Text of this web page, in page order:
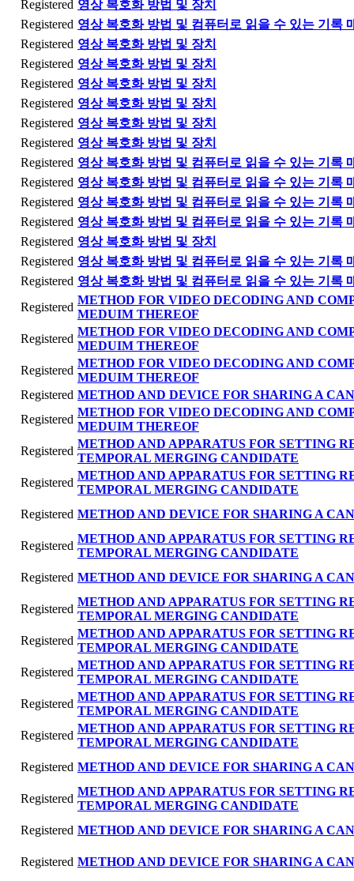
Registered 영상 복호화 방법 및 장치
Registered 영상 복호화 방법 및 컴퓨터로 읽을 수 있는 기록
Registered 영상 복호화 방법 및 장치
Registered 영상 복호화 방법 및 장치
Registered 영상 복호화 방법 및 장치
Registered 영상 복호화 방법 및 장치
Registered 영상 복호화 방법 및 장치
Registered 영상 복호화 방법 및 장치
Registered 영상 복호화 방법 및 컴퓨터로 읽을 수 있는 기록
Registered 영상 복호화 방법 및 컴퓨터로 읽을 수 있는 기록
Registered 영상 복호화 방법 및 컴퓨터로 읽을 수 있는 기록
Registered 영상 복호화 방법 및 컴퓨터로 읽을 수 있는 기록
Registered 영상 복호화 방법 및 장치
Registered 영상 복호화 방법 및 컴퓨터로 읽을 수 있는 기록
Registered 영상 복호화 방법 및 컴퓨터로 읽을 수 있는 기록
Registered
METHOD FOR VIDEO DECODING AND
MEDUIM THEREOF
Registered
METHOD FOR VIDEO DECODING AND
MEDUIM THEREOF
Registered
METHOD FOR VIDEO DECODING AND
MEDUIM THEREOF
Registered METHOD AND DEVICE FOR SHARING A
Registered
METHOD FOR VIDEO DECODING AND
MEDUIM THEREOF
Registered
METHOD AND APPARATUS FOR SETTING
TEMPORAL MERGING CANDIDATE
Registered
METHOD AND APPARATUS FOR SETTING
TEMPORAL MERGING CANDIDATE
Registered METHOD AND DEVICE FOR SHARING A
Registered
METHOD AND APPARATUS FOR SETTING
TEMPORAL MERGING CANDIDATE
Registered METHOD AND DEVICE FOR SHARING A
Registered
METHOD AND APPARATUS FOR SETTING
TEMPORAL MERGING CANDIDATE
Registered
METHOD AND APPARATUS FOR SETTING
TEMPORAL MERGING CANDIDATE
Registered
METHOD AND APPARATUS FOR SETTING
TEMPORAL MERGING CANDIDATE
Registered
METHOD AND APPARATUS FOR SETTING
TEMPORAL MERGING CANDIDATE
Registered
METHOD AND APPARATUS FOR SETTING
TEMPORAL MERGING CANDIDATE
Registered METHOD AND DEVICE FOR SHARING A
Registered
METHOD AND APPARATUS FOR SETTING
TEMPORAL MERGING CANDIDATE
Registered METHOD AND DEVICE FOR SHARING A
Registered METHOD AND DEVICE FOR SHARING A